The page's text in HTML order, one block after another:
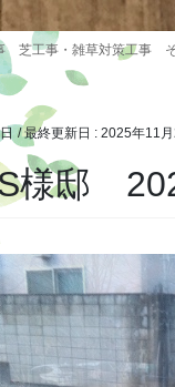
芝工事・雑草対策工事
/ 最終更新日 : 2025年11月
様邸